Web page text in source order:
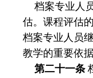
档案专业人
估。课程评估
档案专业人员
教学的重要依
第二十一条